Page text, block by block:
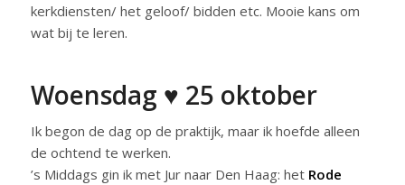
kerkdiensten/ het geloof/ bidden etc. Mooie kans om
wat bij te leren.
Woensdag ♥ 25 oktober
Ik begon de dag op de praktijk, maar ik hoefde alleen
de ochtend te werken.
’s Middags gin ik met Jur naar Den Haag: hetRode